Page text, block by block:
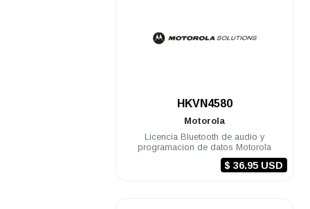
HKVN4580
Motorola
Licencia Bluetooth de audio y
programacion de datos Motorola
$ 36.95 USD